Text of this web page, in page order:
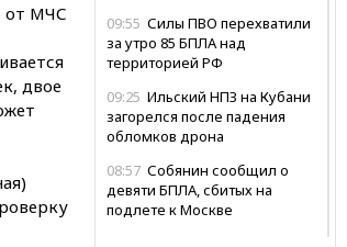
09:55 Силы ПВО перехватили
за утро 85 БПЛА над
территорией РФ
09:25 Ильский НПЗ на Кубани
загорелся после падения
обломков дрона
08:57 Собянин сообщил о
девяти БПЛА, сбитых на
подлете к Москве
от МЧС
двое